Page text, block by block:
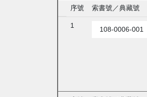
序號 索書號／典藏號
1